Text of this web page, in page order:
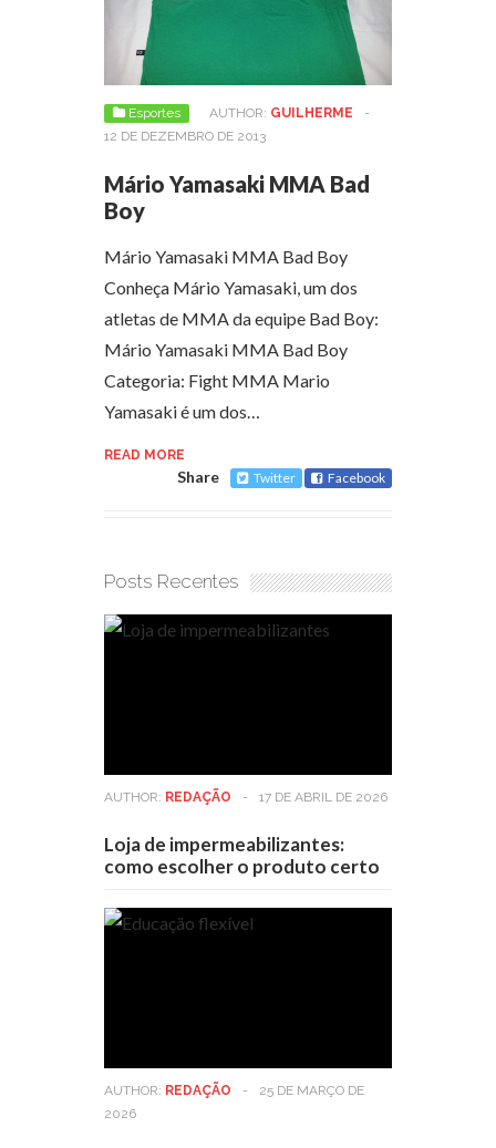
Esportes AUTHOR: GUILHERME
-
12 DE DEZEMBRO DE 2013
Mário Yamasaki MMA Bad
Boy
Mário Yamasaki MMA Bad Boy
Conheça Mário Yamasaki, um dos
atletas de MMA da equipe Bad Boy:
Mário Yamasaki MMA Bad Boy
Categoria: Fight MMA Mario
Yamasaki é um dos…
READ MORE
Share Twitter Facebook
Posts Recentes
AUTHOR: REDAÇÃO - 17 DE ABRIL DE 2026
Loja de impermeabilizantes:
como escolher o produto certo
AUTHOR: REDAÇÃO -
25 DE MARÇO DE
2026